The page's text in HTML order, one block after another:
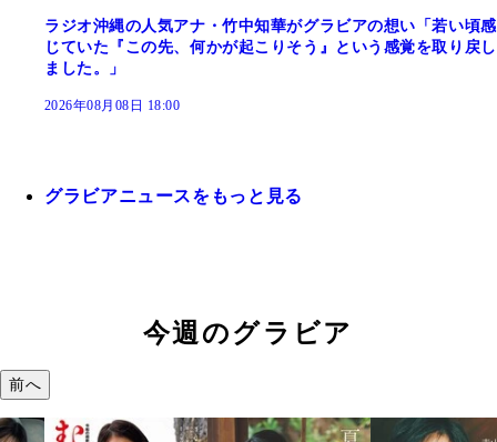
ラジオ沖縄の人気アナ・竹中知華がグラビアの想い「若い頃感
じていた『この先、何かが起こりそう』という感覚を取り戻し
ました。」
2026年08月08日 18:00
グラビアニュースをもっと見る
今週のグラビア
前へ